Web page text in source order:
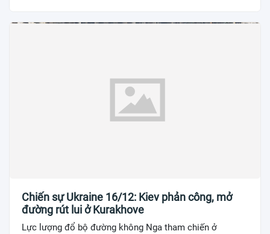
Chiến sự Ukraine 16/12: Kiev phản công, mở
đường rút lui ở Kurakhove
Lực lượng đổ bộ đường không Nga tham chiến ở